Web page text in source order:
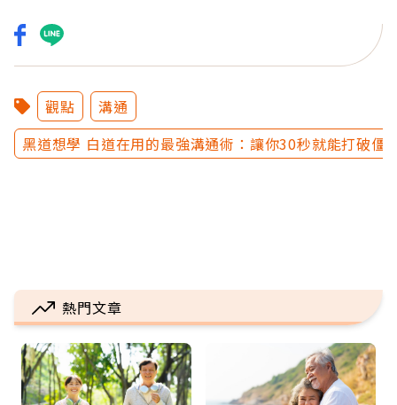
觀點
溝通
黑道想學 白道在用的最強溝通術：讓你30秒就能打破僵
熱門文章